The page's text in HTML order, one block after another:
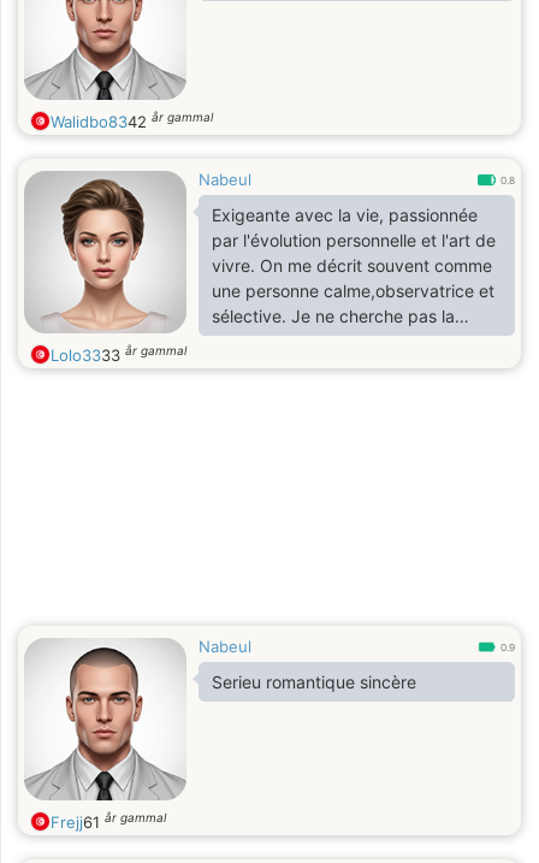
Walidbo8342 år gammal
Nabeul 0.8
Exigeante avec la vie, passionnée
par l'évolution personnelle et l'art de
vivre. On me décrit souvent comme
une personne calme,observatrice et
sélective. Je ne cherche pas la
quantité, mais la qualité. Si vous
aimez la maturité, l'élégance d'esprit
Lolo3333 år gammal
Nabeul 0.9
Serieu romantique sincère
Frejj61 år gammal